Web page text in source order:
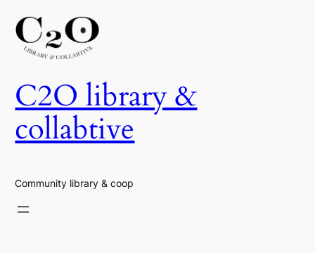
Skip
to
content
C2O library &
collabtive
Community library & coop